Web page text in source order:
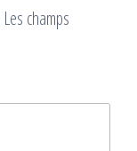
Les champs